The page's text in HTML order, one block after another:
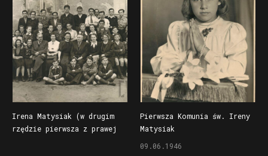
Irena Matysiak (w drugim
rzędzie pierwsza z prawej
Pierwsza Komunia św. Ireny
Matysiak
09.06.1946